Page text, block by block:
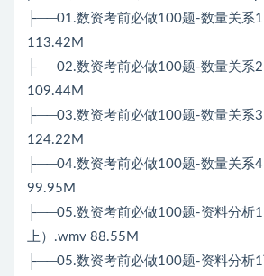
├──01.数资考前必做100题-数量关系
113.42M
├──02.数资考前必做100题-数量关系
109.44M
├──03.数资考前必做100题-数量关系
124.22M
├──04.数资考前必做100题-数量关系
99.95M
├──05.数资考前必做100题-资料分析
上）.wmv 88.55M
├──05.数资考前必做100题-资料分析